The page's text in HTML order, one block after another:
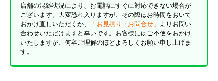
店舗の混雑状況により、お電話にすぐに対応できない場合が
ございます。大変恐れ入りますが、その際はお時間をおいて
おかけ直しいただくか、
「お見積り・お問合せ」 よりお問い
合わせいただけますと幸いです。お客様にはご不便をおかけ
いたしますが、何卒ご理解のほどよろしくお願い申し上げま
す。